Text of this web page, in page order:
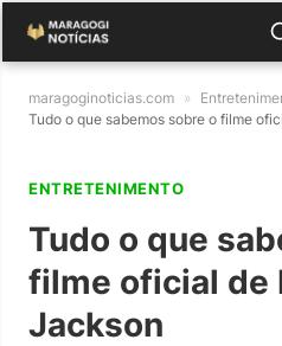
maragoginoticias.com »
Tudo o que sabemos sobre o filme
ENTRETENIMENTO
Tudo o que
filme oficial de
Jackson